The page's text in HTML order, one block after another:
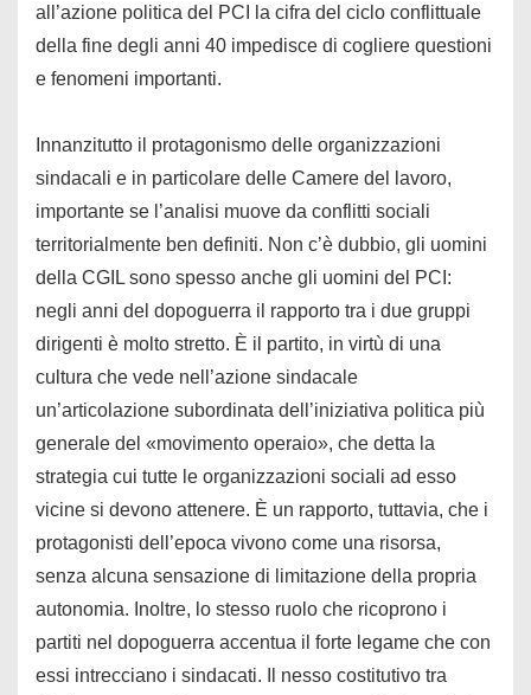
all’azione politica del PCI la cifra del ciclo conflittuale
della fine degli anni 40 impedisce di cogliere questioni
e fenomeni importanti.
Innanzitutto il protagonismo delle organizzazioni
sindacali e in particolare delle Camere del lavoro,
importante se l’analisi muove da conflitti sociali
territorialmente ben definiti. Non c’è dubbio, gli uomini
della CGIL sono spesso anche gli uomini del PCI:
negli anni del dopoguerra il rapporto tra i due gruppi
dirigenti è molto stretto. È il partito, in virtù di una
cultura che vede nell’azione sindacale
un’articolazione subordinata dell’iniziativa politica più
generale del «movimento operaio», che detta la
strategia cui tutte le organizzazioni sociali ad esso
vicine si devono attenere. È un rapporto, tuttavia, che i
protagonisti dell’epoca vivono come una risorsa,
senza alcuna sensazione di limitazione della propria
autonomia. Inoltre, lo stesso ruolo che ricoprono i
partiti nel dopoguerra accentua il forte legame che con
essi intrecciano i sindacati. Il nesso costitutivo tra